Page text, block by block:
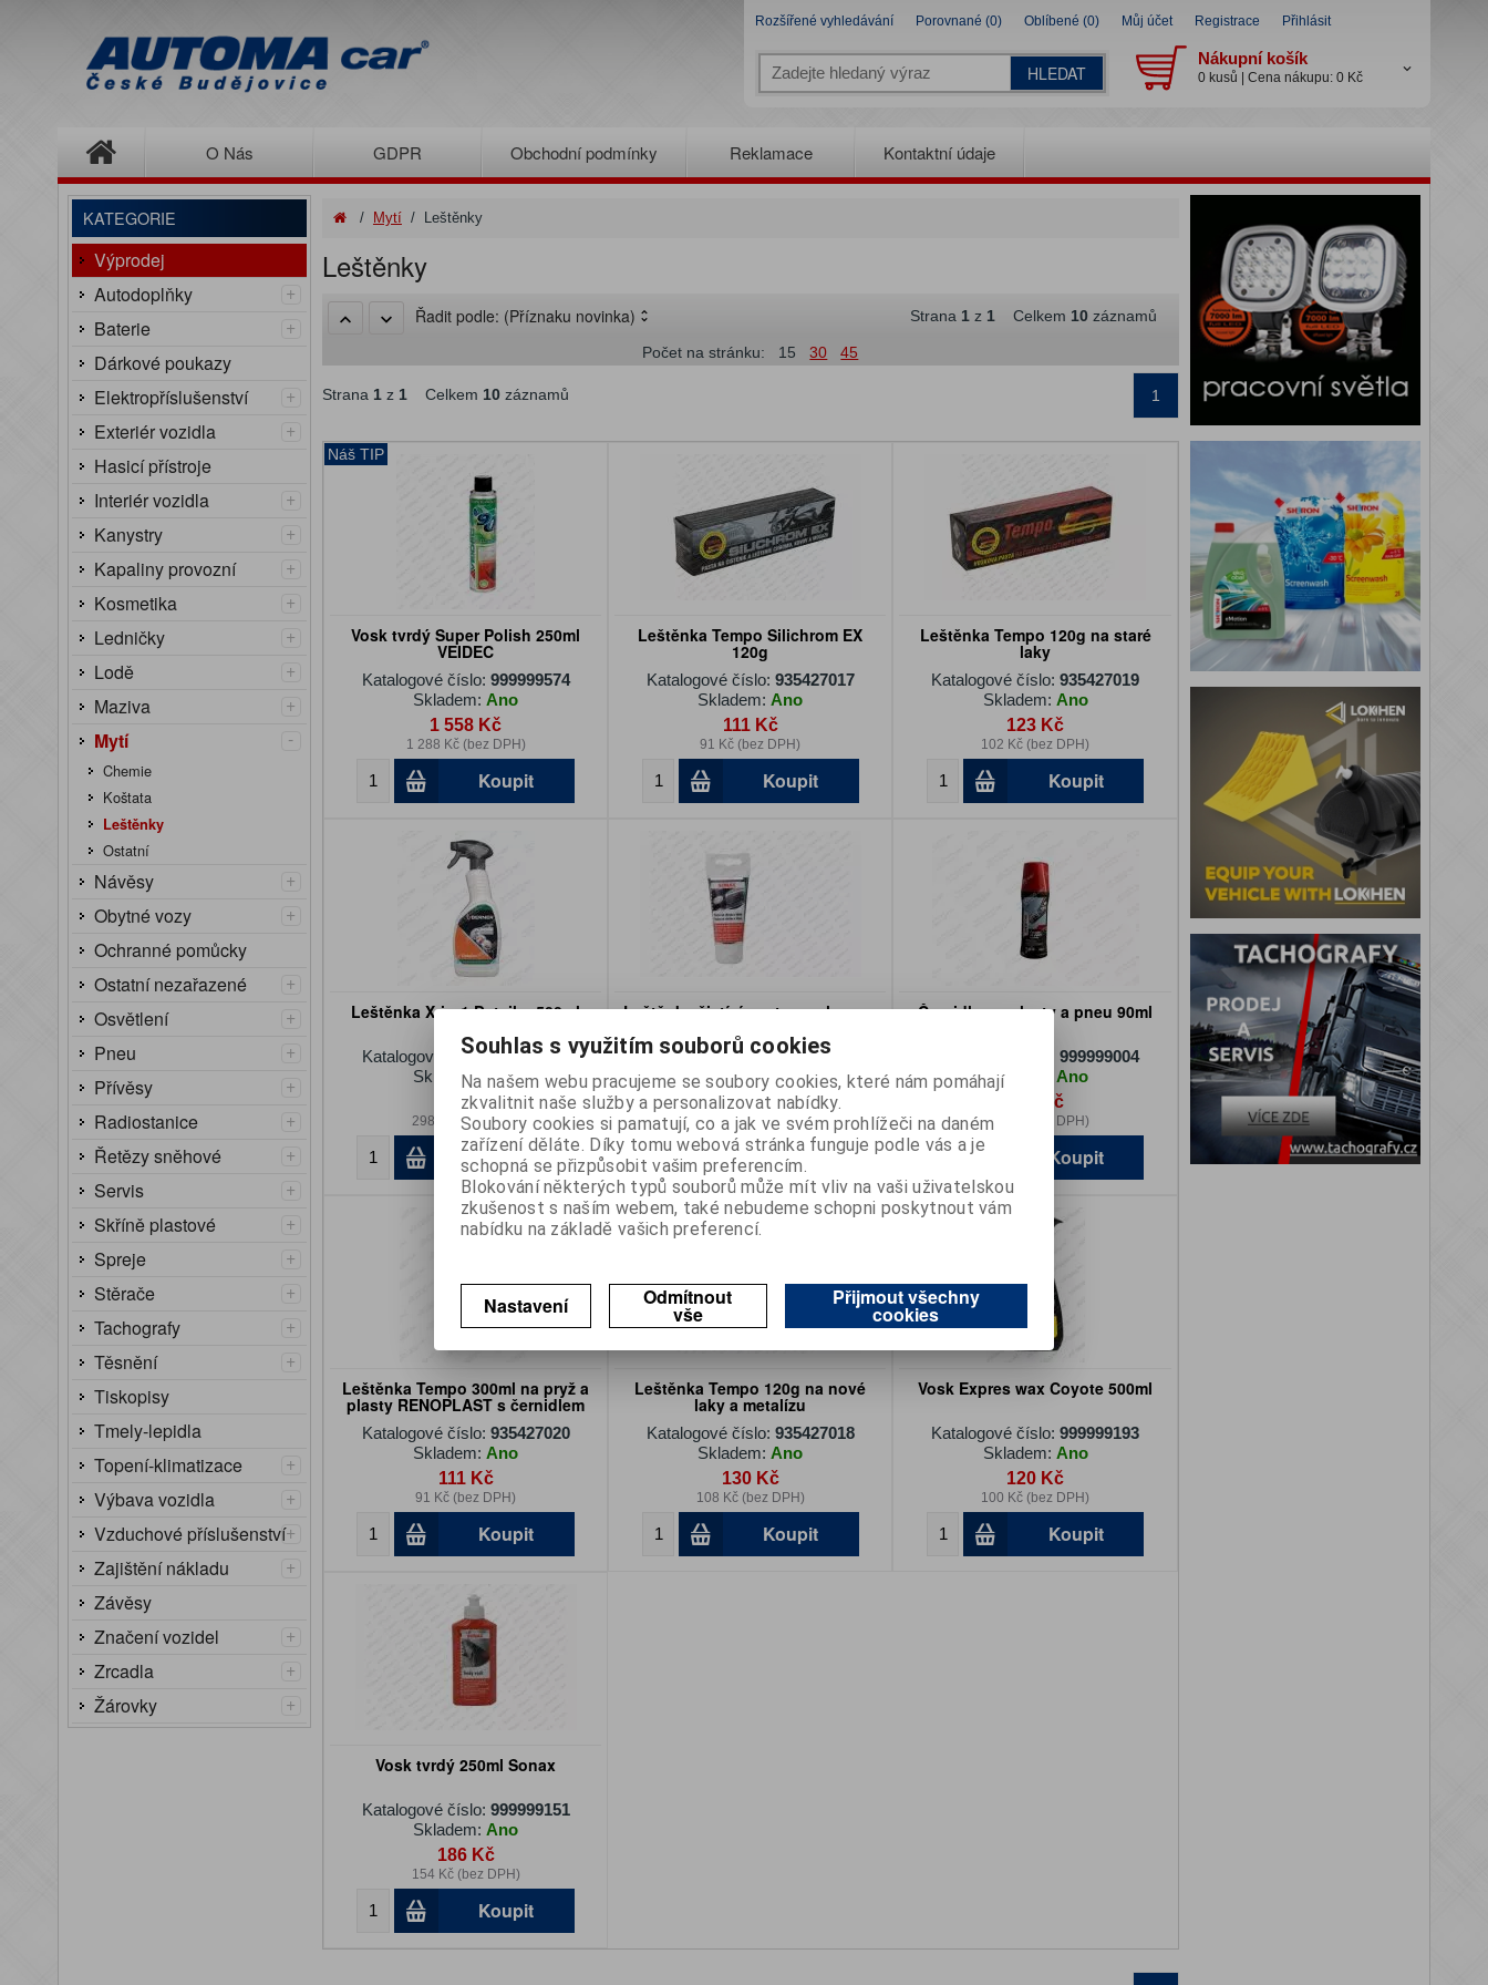
Rozšířené vyhledávání Porovnané (0) Oblíbené (0) Můj účet Registrace Přihlásit
HLEDAT
Nákupní košík
0 kusů | Cena nákupu: 0 Kč
O Nás GDPR Obchodní podmínky Reklamace Kontaktní údaje
KATEGORIE
Výprodej
Autodoplňky
+
Baterie
+
Dárkové poukazy
Elektropříslušenství
+
Exteriér vozidla
+
Hasicí přístroje
Interiér vozidla
+
Kanystry
+
Kapaliny provozní
+
Kosmetika
+
Ledničky
+
Lodě
+
Maziva
+
Mytí
-
Chemie
Koštata
Leštěnky
Ostatní
Návěsy
+
Obytné vozy
+
Ochranné pomůcky
Ostatní nezařazené
+
Osvětlení
+
Pneu
+
Přívěsy
+
Radiostanice
+
Řetězy sněhové
+
Servis
+
Skříně plastové
+
Spreje
+
Stěrače
+
Tachografy
+
Těsnění
+
Tiskopisy
Tmely-lepidla
Topení-klimatizace
+
Výbava vozidla
+
Vzduchové příslušenství+
Zajištění nákladu
+
Závěsy
Značení vozidel
+
Zrcadla
+
Žárovky
+
/ Mytí/ Leštěnky
Leštěnky
Řadit podle: (Příznaku novinka) Strana 1z 1Celkem 10záznamů
Počet na stránku: 15 30 45
Strana 1z 1Celkem 10záznamů 1
Náš TIP
Vosk tvrdý Super Polish 250ml
VEIDEC
Katalogové číslo: 999999574
Skladem: Ano
1 558 Kč
1 288 Kč (bez DPH)
Koupit
Leštěnka Tempo Silichrom EX
120g
Katalogové číslo: 935427017
Skladem: Ano
111 Kč
91 Kč (bez DPH)
Koupit
Leštěnka Tempo 120g na staré
laky
Katalogové číslo:935427019
Skladem: Ano
123 Kč
102 Kč (bez DPH)
Koupit
Leštěnka X-in-1 Detailer 500ml
Katalogové číslo:935427015
Skladem: Ano
360 Kč
298 Kč (bez DPH)
Koupit
Leštěnka čistící pasta na chrom a
Katalogové číslo:935427016
Skladem: Ano
146 Kč
120 Kč (bez DPH)
Koupit
Černidlo na plasty a pneu 90ml
Katalogové číslo:999999004
Skladem: Ano
123 Kč
102 Kč (bez DPH)
Koupit
Leštěnka Tempo 300ml na pryž a
plasty RENOPLAST s černidlem
Katalogové číslo: 935427020
Skladem: Ano
111 Kč
91 Kč (bez DPH)
Koupit
Leštěnka Tempo 120g na nové
laky a metalízu
Katalogové číslo: 935427018
Skladem: Ano
130 Kč
108 Kč (bez DPH)
Koupit
Vosk Expres wax Coyote 500ml
Katalogové číslo:999999193
Skladem: Ano
120 Kč
100 Kč (bez DPH)
Koupit
Vosk tvrdý 250ml Sonax
Katalogové číslo: 999999151
Skladem: Ano
186 Kč
154 Kč (bez DPH)
Koupit
Souhlas s využitím souborů cookies
Na našem webu pracujeme se soubory cookies, které nám pomáhají
zkvalitnit naše služby a personalizovat nabídky.
Soubory cookies si pamatují, co a jak ve svém prohlížeči na daném
zařízení děláte. Díky tomu webová stránka funguje podle vás a je
schopná se přizpůsobit vašim preferencím.
Blokování některých typů souborů může mít vliv na vaši uživatelskou
zkušenost s naším webem, také nebudeme schopni poskytnout vám
nabídku na základě vašich preferencí.
Nastavení Odmítnout
vše
Přijmout všechny
cookies